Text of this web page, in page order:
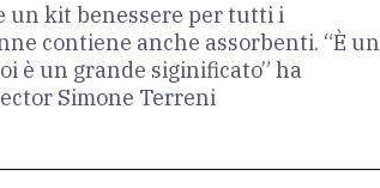
un kit benessere per tutti i
contiene anche assorbenti. “È un
è un grande siginificato” ha
Simone Terreni